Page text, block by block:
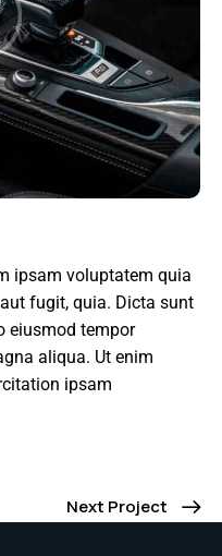
ipsam voluptatem quia
fugit, quia. Dicta sunt
eiusmod tempor
aliqua. Ut enim
ipsam
Next Project